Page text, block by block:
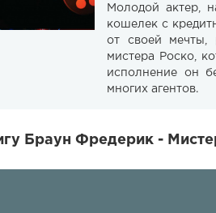
Молодой актер,
кошелек с
от своей мечты,
мистера Роско,
исполнение он
многих агентов.
Браун Фредерик -